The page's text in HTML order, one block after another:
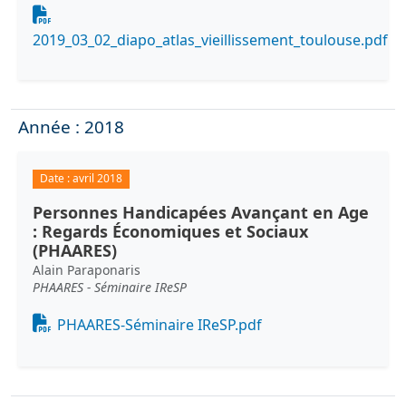
Document
2019_03_02_diapo_atlas_vieillissement_toulouse.pdf
Année : 2018
Date :avril 2018
Personnes Handicapées Avançant en Age
: Regards Économiques et Sociaux
(PHAARES)
Alain Paraponaris
PHAARES - Séminaire IReSP
Document
PHAARES-Séminaire IReSP.pdf